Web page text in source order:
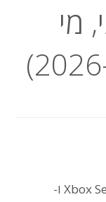
מי
כאשר שתי קונסולות הדור הבא, Xbox Series S/X ו-